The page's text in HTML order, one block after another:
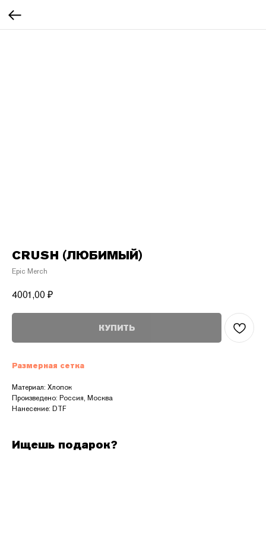
CRUSH (ЛЮБИМЫЙ)
Epic Merch
4001,00 ₽
КУПИТЬ
Размерная сетка
Материал: Хлопок
Произведено: Россия, Москва
Нанесение: DTF
Ищешь подарок?